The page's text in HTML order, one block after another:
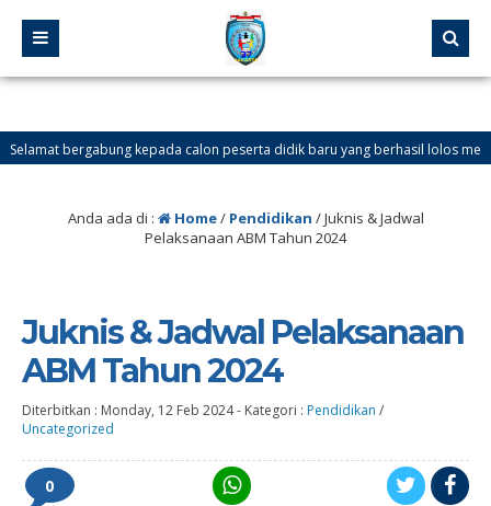
bergabung kepada calon peserta didik baru yang berhasil lolos melalui
Anda ada di : Home/ Pendidikan /Juknis & Jadwal
Pelaksanaan ABM Tahun 2024
Juknis & Jadwal Pelaksanaan
ABM Tahun 2024
Diterbitkan : Monday, 12 Feb 2024- Kategori : Pendidikan /
Uncategorized
0